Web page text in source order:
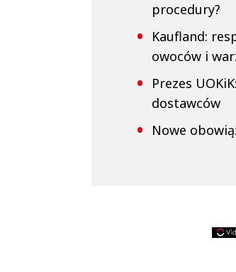
procedury?
Kaufland:
owoców i
Prezes
dostawców
Nowe